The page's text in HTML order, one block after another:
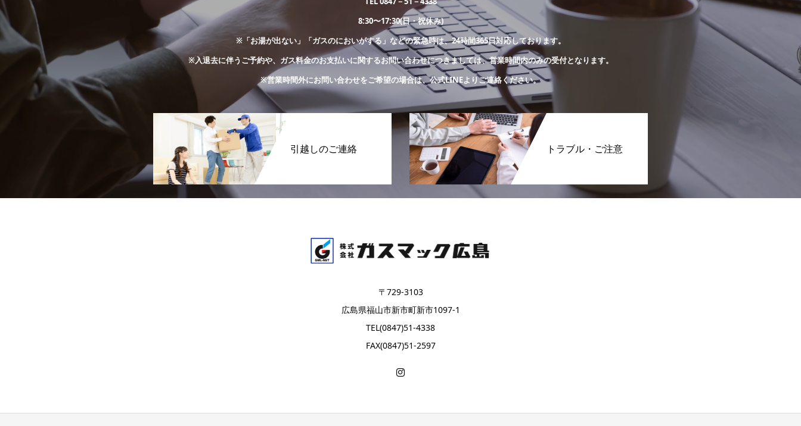
8:30〜17:30(日・祝休み)
※「お湯が出ない」「ガスのにおいがする」などの緊急時は、24時間365日対応しております。
※入退去に伴うご予約や、ガス料金のお支払いに関するお問い合わせにつきましては、営業時間内のみの受付となります。
※営業時間外にお問い合わせをご希望の場合は、公式LINEよりご連絡ください。
引越しのご連絡 トラブル・ご注意
〒729-3103
広島県福山市新市町新市1097-1
TEL(0847)51-4338
FAX(0847)51-2597